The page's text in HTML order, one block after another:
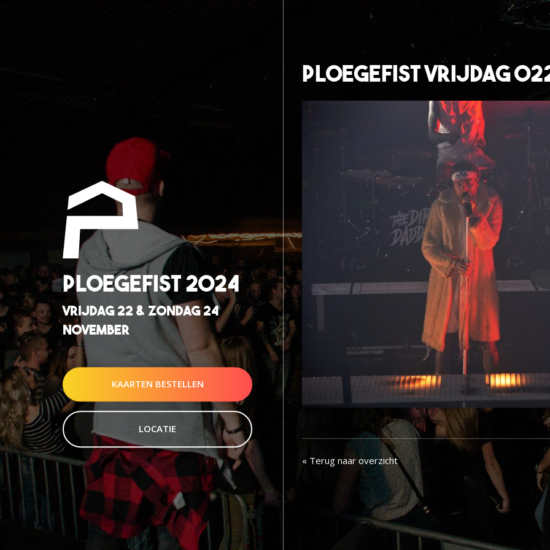
PLOEGEFIST 2024
VRIJDAG 22 & ZONDAG 24
NOVEMBER
KAARTEN BESTELLEN
LOCATIE
Ploegefist Vrijdag
« Terug naar overzicht